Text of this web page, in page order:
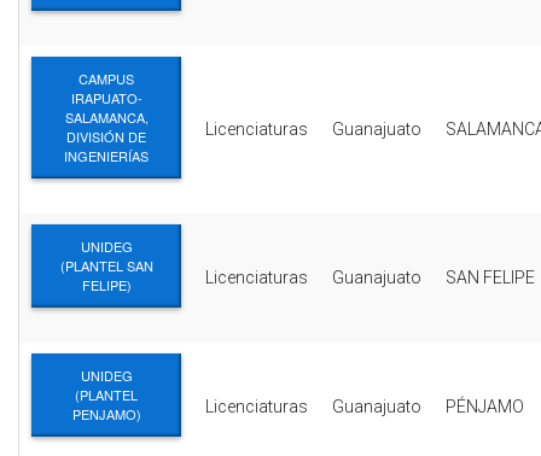
CAMPUS
IRAPUATO-
SALAMANCA,
DIVISIÓN DE
INGENIERÍAS
Licenciaturas Guanajuato
UNIDEG
(PLANTEL SAN
FELIPE)
Licenciaturas Guanajuato SAN FELIPE
UNIDEG
(PLANTEL
PENJAMO)
Licenciaturas Guanajuato PÉNJAMO